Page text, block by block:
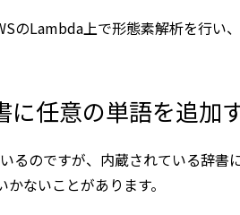
のLambda上で形態素解析を行い
任意の単語を追加
るのですが、内蔵されている辞書
ないことがあります。